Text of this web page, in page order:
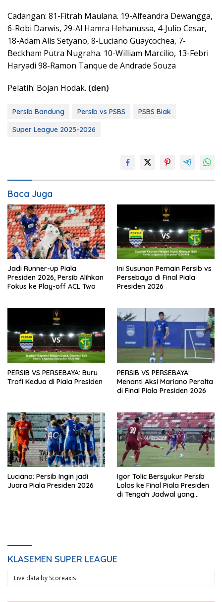
Cadangan: 81-Fitrah Maulana. 19-Alfeandra Dewangga,
6-Robi Darwis, 29-Al Hamra Hehanussa, 4-Julio Cesar,
18-Adam Alis Setyano, 8-Luciano Guaycochea, 7-
Beckham Putra Nugraha. 10-William Marcilio, 13-Febri
Haryadi 98-Ramon Tanque de Andrade Souza
Pelatih: Bojan Hodak. (den)
Persib Bandung Persib vs PSBS
PSBS Biak
Super League 2025-2026
Baca Juga
Jadi Runner-up Piala
Presiden 2026, Persib Alihkan
Fokus ke Play-off ACL Two
Ini Susunan Pemain Persib vs
Persebaya di Final Piala
Presiden 2026
PERSIB VS PERSEBAYA: Buru
Trofi Kedua di Piala Presiden
PERSIB VS PERSEBAYA:
Menanti Aksi Mariano Peralta
di Final Piala Presiden 2026
Luciano: Persib Ingin jadi
Juara Piala Presiden 2026
Igor Tolic Bersyukur Persib
Lolos ke Final Piala Presiden
di Tengah Jadwal yang
KLASEMEN SUPER LEAGUE
Live data by Scoreaxis